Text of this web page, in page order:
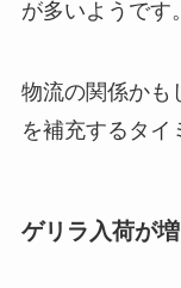
が多いようです。
物流の関係かも
を補充するタイ
ゲリラ入荷が